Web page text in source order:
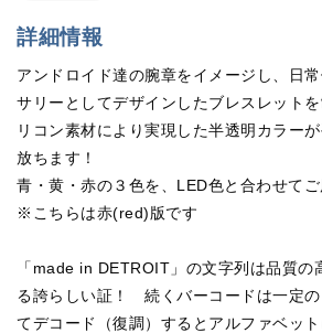
詳細情報
アンドロイド達の腕章をイメージし、日
サリーとしてデザインしたブレスレット
リコン素材により実現した半透明カラー
放ちます！
青・黄・赤の３色を、LED色と合わせてご
※こちらは赤(red)版です
「made in DETROIT」の文字列は品質の
る誇らしい証！ 続くバーコードは一定
てデコード（復調）するとアルファベッ